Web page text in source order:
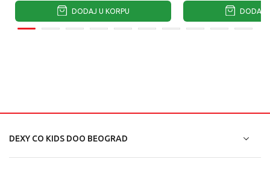
DODAJ U KORPU DODAJ
DEXY CO KIDS DOO BEOGRAD